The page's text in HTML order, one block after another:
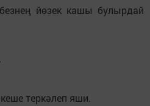
йөзек кашы булырдай
теркәлеп яши.